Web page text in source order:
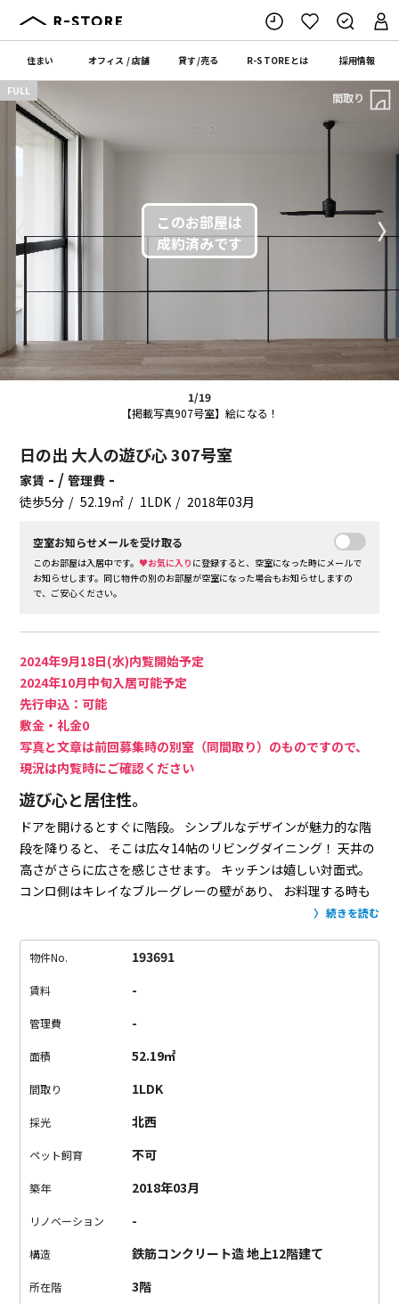
住まい オフィス /店舗 貸す/売る R-STOREとは 採用情報
1/19
【掲載写真907号室】絵になる！
〈 〉
FULL 間取り
日の出 大人の遊び心 307号室
家賃 - /管理費 -
徒歩5分 52.19㎡ 1LDK 2018年03月
空室お知らせメールを受け取る
このお部屋は入居中です。♥お気に入り に登録すると、空室になった時にメールで
お知らせします。同じ物件の別のお部屋が空室になった場合もお知らせしますの
で、ご安心ください。
2024年9月18日(水)内覧開始予定
2024年10月中旬入居可能予定
先行申込：可能
敷金・礼金0
写真と文章は前回募集時の別室（同間取り）のものですので、
現況は内覧時にご確認ください
遊び心と居住性。
ドアを開けるとすぐに階段。
シンプルなデザインが魅力的な階
段を降りると、
そこは広々14帖のリビングダイニング！ 天井の
高さがさらに広さを感じさせます。
キッチンは嬉しい対面式。
コンロ側はキレイなブルーグレーの壁があり、
お料理する時も
リビングにはかっこいい黒のシ
いい。さてさて、上に行きましょう！
ネットは夏は暑いだろうし、
なあなた！
大丈夫です！
かくもできます。
これはポイント高いです！
れれております。
窓も大きく開放的なこのお部屋。
続きを読む
物件No. 193691
賃料 -
管理費 -
面積 52.19㎡
間取り 1LDK
採光 北西
ペット飼育 不可
築年 2018年03月
リノベーション -
構造 鉄筋コンクリート造 地上12階建て
所在階 3階